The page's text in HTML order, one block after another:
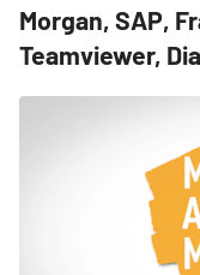
Morgan, SAP,
Teamviewer,